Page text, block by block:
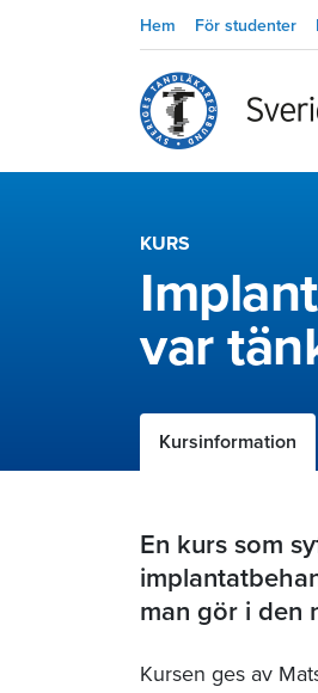
Hem För studenter
KURS
var
Kursinformation
En kurs som
man gör i den
Kursen ges av